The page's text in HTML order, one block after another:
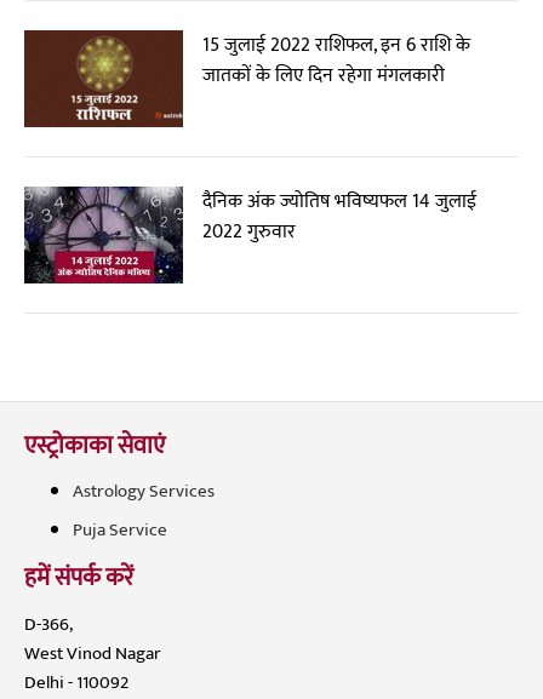
15 जुलाई 2022 राशिफल, इन 6 राशि के
जातकों के लिए दिन रहेगा मंगलकारी
दैनिक अंक ज्योतिष भविष्यफल 14 जुलाई
2022 गुरुवार
एस्ट्रोकाका सेवाएं
Astrology Services
Puja Service
हमें संपर्क करें
D-366,
West Vinod Nagar
Delhi - 110092